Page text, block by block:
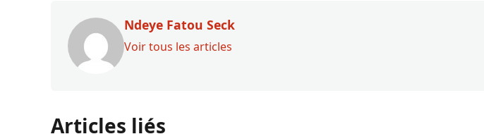
Ndeye Fatou Seck
Voir tous les articles
Articles liés